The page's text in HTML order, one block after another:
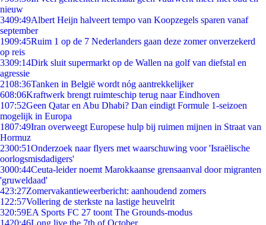
nieuw
3409:49Albert Heijn halveert tempo van Koopzegels sparen vanaf
september
1909:45Ruim 1 op de 7 Nederlanders gaan deze zomer onverzekerd
op reis
3309:14Dirk sluit supermarkt op de Wallen na golf van diefstal en
agressie
2108:36Tanken in België wordt nóg aantrekkelijker
608:06Kraftwerk brengt ruimteschip terug naar Eindhoven
107:52Geen Qatar en Abu Dhabi? Dan eindigt Formule 1-seizoen
mogelijk in Europa
1807:49Iran overweegt Europese hulp bij ruimen mijnen in Straat van
Hormuz
2300:51Onderzoek naar flyers met waarschuwing voor 'Israëlische
oorlogsmisdadigers'
3000:44Ceuta-leider noemt Marokkaanse grensaanval door migranten
'gruweldaad'
423:27Zomervakantieweerbericht: aanhoudend zomers
1 22:57Vollering de sterkste na lastige heuvelrit
320:59EA Sports FC 27 toont The Grounds-modus
1420:46Long live the 7th of October